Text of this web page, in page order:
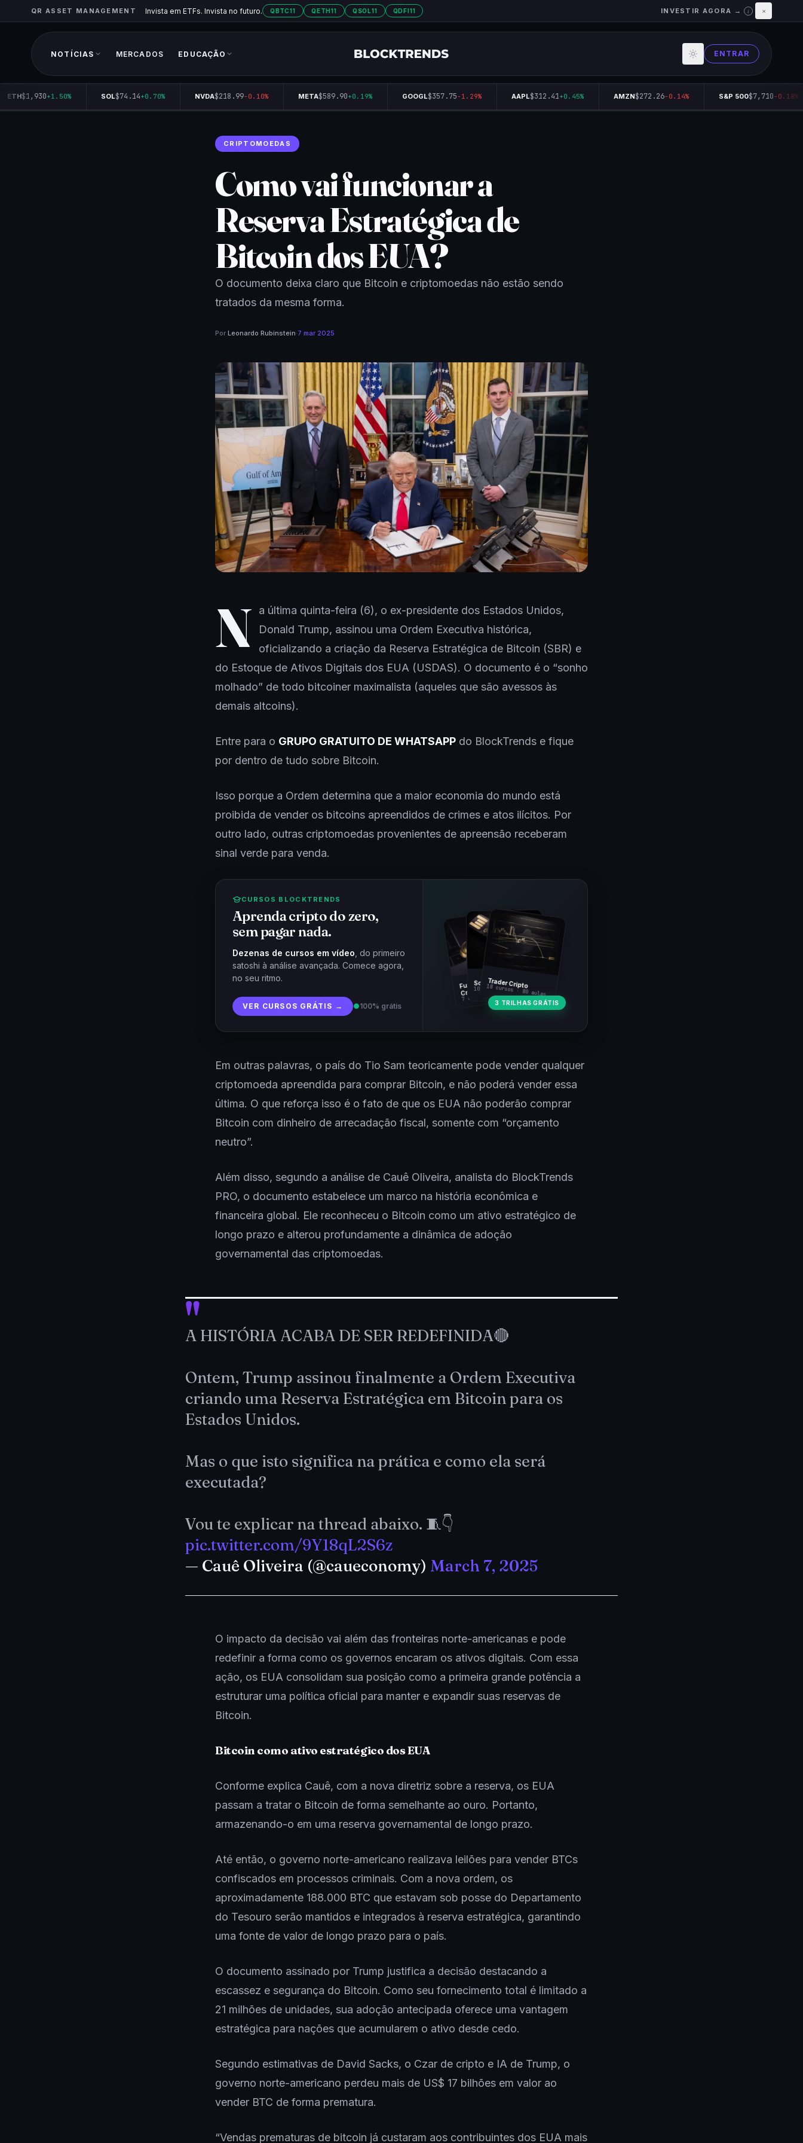
QR ASSET MANAGEMENT Invista em ETFs. Invista no futuro. QBTC11 QETH11 QSOL11 QDFI11 INVESTIR AGORA → i ×
NOTÍCIAS MERCADOS EDUCAÇÃO ENTRAR
ETH$1,930+1.50% SOL$74.14+0.70% NVDA$218.99-0.10% META$589.90+0.19% GOOGL$357.75-1.29% AAPL$312.41+0.45% AMZN$272.26-0.14% S&P 500$7,710-0.18%
CRIPTOMOEDAS
Como vai funcionar a
Reserva Estratégica de
Bitcoin dos EUA?
O documento deixa claro que Bitcoin e criptomoedas não estão sendo
tratados da mesma forma.
Por Leonardo Rubinstein·7 mar 2025
N
a última quinta-feira (6), o ex-presidente dos Estados Unidos,
Donald Trump, assinou uma Ordem Executiva histórica,
oficializando a criação da Reserva Estratégica de Bitcoin (SBR) e
do Estoque de Ativos Digitais dos EUA (USDAS). O documento é o “sonho
molhado” de todo bitcoiner maximalista (aqueles que são avessos às
demais altcoins).
Entre para o GRUPO GRATUITO DE WHATSAPP do BlockTrends e fique
por dentro de tudo sobre Bitcoin.
Isso porque a Ordem determina que a maior economia do mundo está
proibida de vender os bitcoins apreendidos de crimes e atos ilícitos. Por
outro lado, outras criptomoedas provenientes de apreensão receberam
sinal verde para venda.
CURSOS BLOCKTRENDS
Aprenda cripto do zero,
sem pagar nada.
Dezenas de cursos em vídeo , do primeiro
satoshi à análise avançada. Comece agora,
no seu ritmo.
VER CURSOS GRÁTIS → ●100% grátis
Fundamentos
Cripto
7 cursos · 31 aulas
Trader Cripto
18 cursos · 80 aulas
Soberania Bitcoin
10 cursos · 44 aulas
3 TRILHAS GRÁTIS
Em outras palavras, o país do Tio Sam teoricamente pode vender qualquer
criptomoeda apreendida para comprar Bitcoin, e não poderá vender essa
última. O que reforça isso é o fato de que os EUA não poderão comprar
Bitcoin com dinheiro de arrecadação fiscal, somente com “orçamento
neutro”.
Além disso, segundo a análise de Cauê Oliveira, analista do BlockTrends
PRO, o documento estabelece um marco na história econômica e
financeira global. Ele reconheceu o Bitcoin como um ativo estratégico de
longo prazo e alterou profundamente a dinâmica de adoção
governamental das criptomoedas.
A HISTÓRIA ACABA DE SER REDEFINIDA🔴
Ontem, Trump assinou finalmente a Ordem Executiva
criando uma Reserva Estratégica em Bitcoin para os
Estados Unidos.
Mas o que isto significa na prática e como ela será
executada?
Vou te explicar na thread abaixo. 🧵👇
pic.twitter.com/9Y18qL2S6z
— Cauê Oliveira (@caueconomy) March 7, 2025
O impacto da decisão vai além das fronteiras norte-americanas e pode
redefinir a forma como os governos encaram os ativos digitais. Com essa
ação, os EUA consolidam sua posição como a primeira grande potência a
estruturar uma política oficial para manter e expandir suas reservas de
Bitcoin.
Bitcoin como ativo estratégico dos EUA
Conforme explica Cauê, com a nova diretriz sobre a reserva, os EUA
passam a tratar o Bitcoin de forma semelhante ao ouro. Portanto,
armazenando-o em uma reserva governamental de longo prazo.
Até então, o governo norte-americano realizava leilões para vender BTCs
confiscados em processos criminais. Com a nova ordem, os
aproximadamente 188.000 BTC que estavam sob posse do Departamento
do Tesouro serão mantidos e integrados à reserva estratégica, garantindo
uma fonte de valor de longo prazo para o país.
O documento assinado por Trump justifica a decisão destacando a
escassez e segurança do Bitcoin. Como seu fornecimento total é limitado a
21 milhões de unidades, sua adoção antecipada oferece uma vantagem
estratégica para nações que acumularem o ativo desde cedo.
Segundo estimativas de David Sacks, o Czar de cripto e IA de Trump, o
governo norte-americano perdeu mais de US$ 17 bilhões em valor ao
vender BTC de forma prematura.
“Vendas prematuras de bitcoin já custaram aos contribuintes dos EUA mais